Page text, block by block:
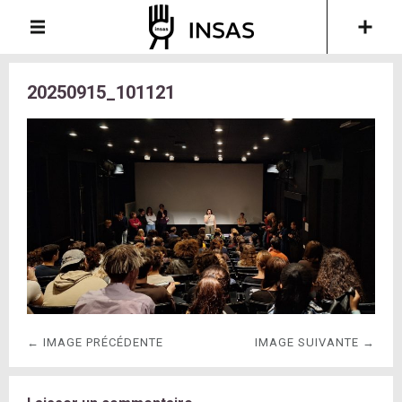
20250915_101121
← IMAGE PRÉCÉDENTE IMAGE SUIVANTE →